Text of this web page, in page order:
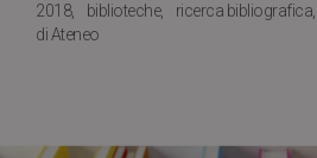
2018 biblioteche ricerca bibliografica
di Ateneo